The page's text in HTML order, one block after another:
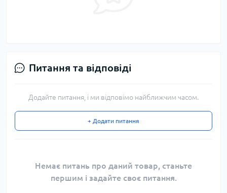
Питання та відповіді
Додайте питання, і ми відповімо найближчим часом.
+ Додати питання
Немає питань про даний товар, станьте
першим і задайте своє питання.